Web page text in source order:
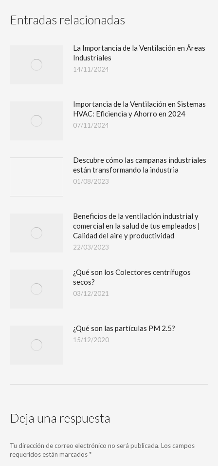
Entradas relacionadas
La Importancia de la Ventilación en Áreas
Industriales
14/11/2024
Importancia de la Ventilación en Sistemas
HVAC: Eficiencia y Ahorro en 2024
07/11/2024
Descubre cómo las campanas industriales
están transformando la industria
01/08/2023
Beneficios de la ventilación industrial y
comercial en la salud de tus empleados |
Calidad del aire y productividad
22/03/2023
¿Qué son los Colectores centrífugos
secos?
03/12/2021
¿Qué son las partículas PM 2.5?
15/12/2020
Deja una respuesta
Tu dirección de correo electrónico no será publicada. Los campos
requeridos están marcados*